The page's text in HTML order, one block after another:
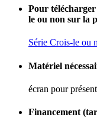
Pour
le ou non sur la
Série Crois-le ou
Matériel
écran pour
Financement